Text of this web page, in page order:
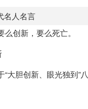
名人名言
创新，要么死亡。
大胆创新、眼光独到”八